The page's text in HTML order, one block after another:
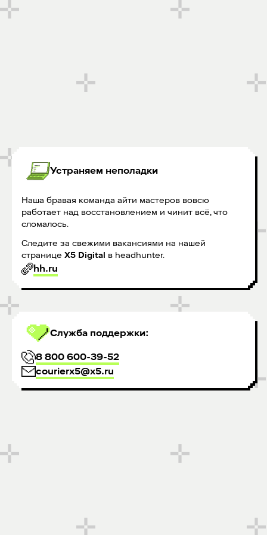
Устраняем неполадки
Наша бравая команда айти мастеров вовсю
работает над восстановлением и чинит всё, что
сломалось.
Следите за свежими вакансиями на нашей
странице X5 Digital в headhunter.
hh.ru
Служба поддержки:
8 800 600-39-52
courierx5@x5.ru